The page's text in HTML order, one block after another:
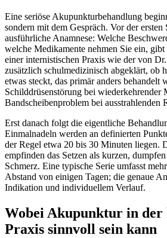
Eine seriöse Akupunkturbehandlung
sondern mit dem Gespräch. Vor der ersten
ausführliche Anamnese: Welche
welche Medikamente nehmen Sie ein,
einer internistischen Praxis wie der von
zusätzlich schulmedizinisch abgeklärt, ob
etwas steckt, das primär anders behandelt
Schilddrüsenstörung bei wiederkehrender
Bandscheibenproblem bei ausstrahlenden
Erst danach folgt die eigentliche
Einmalnadeln werden an definierten
der Regel etwa 20 bis 30 Minuten liegen.
empfinden das Setzen als kurzen,
Schmerz. Eine typische Serie umfasst
Abstand von einigen Tagen; die genaue
Indikation und individuellem Verlauf.
Wobei Akupunktur in der
Praxis sinnvoll sein kann